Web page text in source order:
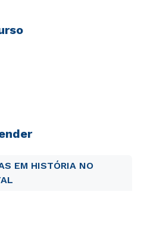
EM HISTÓRIA NO